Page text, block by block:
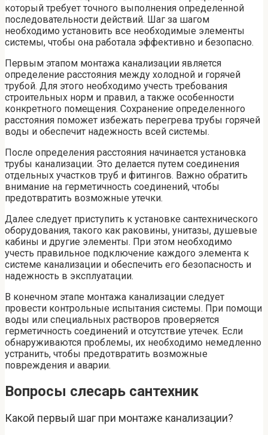
который требует точного выполнения определенной
последовательности действий. Шаг за шагом
необходимо установить все необходимые элементы
системы, чтобы она работала эффективно и безопасно.
Первым этапом монтажа канализации является
определение расстояния между холодной и горячей
трубой. Для этого необходимо учесть требования
строительных норм и правил, а также особенности
конкретного помещения. Сохранение определенного
расстояния поможет избежать перегрева трубы горячей
воды и обеспечит надежность всей системы.
После определения расстояния начинается установка
трубы канализации. Это делается путем соединения
отдельных участков труб и фитингов. Важно обратить
внимание на герметичность соединений, чтобы
предотвратить возможные утечки.
Далее следует приступить к установке сантехнического
оборудования, такого как раковины, унитазы, душевые
кабины и другие элементы. При этом необходимо
учесть правильное подключение каждого элемента к
системе канализации и обеспечить его безопасность и
надежность в эксплуатации.
В конечном этапе монтажа канализации следует
провести контрольные испытания системы. При помощи
воды или специальных растворов проверяется
герметичность соединений и отсутствие утечек. Если
обнаруживаются проблемы, их необходимо немедленно
устранить, чтобы предотвратить возможные
повреждения и аварии.
Вопросы слесарь сантехник
Какой первый шаг при монтаже канализации?